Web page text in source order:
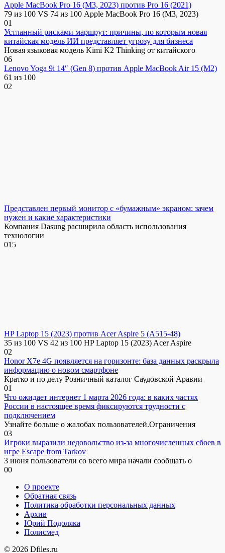
Apple MacBook Pro 16 (M3, 2023) против Pro 16 (2021)
79 из 100 VS 74 из 100 Apple MacBook Pro 16 (M3, 2023)
01
Устланный рисками маршрут: причины, по которым новая
китайская модель ИИ представляет угрозу для бизнеса
Новая языковая модель Kimi K2 Thinking от китайского
06
Lenovo Yoga 9i 14″ (Gen 8) против Apple MacBook Air 15 (M2)
61 из 100
02
Представлен первый монитор с «бумажным» экраном: зачем
нужен и какие характеристики
Компания Dasung расширила область использования
технологии
015
HP Laptop 15 (2023) против Acer Aspire 5 (A515-48)
35 из 100 VS 42 из 100 HP Laptop 15 (2023) Acer Aspire
02
Honor X7e 4G появляется на горизонте: база данных раскрыла
информацию о новом смартфоне
Кратко и по делу Розничный каталог Саудовской Аравии
01
Что ожидает интернет 1 марта 2026 года: в каких частях
России в настоящее время фиксируются трудности с
подключением
Узнайте больше о жалобах пользователей.Ограничения
03
Игроки выразили недовольство из-за многочисленных сбоев в
игре Escape from Tarkov
3 июня пользователи со всего мира начали сообщать о
00
О проекте
Обратная связь
Политика обработки персональных данных
Архив
Юрий Подоляка
Полисмед
© 2026 Dfiles.ru